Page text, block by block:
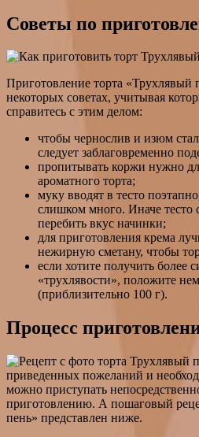
Советы по
Приготовление торта «Трухлявый
некоторых советах, учитывая
справитесь с этим делом:
чтобы чернослив и изюм
следует заблаговременно
пропитывать коржи нужно
ароматного торта;
муку вводят в тесто
слишком много. Иначе тесто
перебить вкус начинки;
для приготовления крема
нежирную сметану, чтобы
если хотите получить более
«трухлявости», положите
(приблизительно 100 г).
Процесс
приведенных пожеланий и
можно приступать
приготовлению. А пошаговый
пень» представлен ниже.